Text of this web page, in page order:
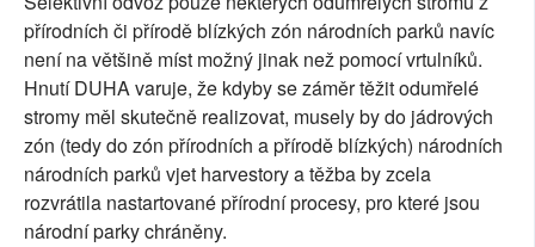
přírodních či přírodě blízkých zón národních parků navíc
není na většině míst možný jinak než pomocí vrtulníků.
Hnutí DUHA varuje, že kdyby se záměr těžit odumřelé
stromy měl skutečně realizovat, musely by do jádrových
zón (tedy do zón přírodních a přírodě blízkých) národních
národních parků vjet harvestory a těžba by zcela
rozvrátila nastartované přírodní procesy, pro které jsou
národní parky chráněny.